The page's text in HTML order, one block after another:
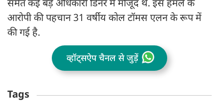
समेत कई बड़े अधिकारी डिनर में मौजूद थे. इस हमले के
आरोपी की पहचान 31 वर्षीय कोल टॉमस एलन के रूप में
की गई है.
व्हॉट्सऐप चैनल से जुड़ें
Tags